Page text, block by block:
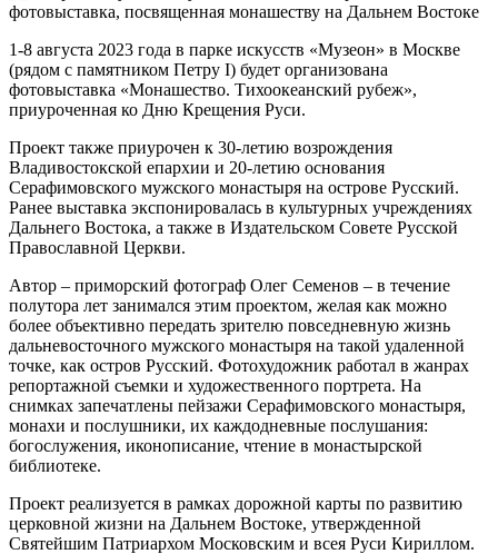
1-8 августа 2023 года в парке искусств «Музеон» в Москве
(рядом с памятником Петру I) будет организована
фотовыставка «Монашество. Тихоокеанский рубеж»,
приуроченная ко Дню Крещения Руси.
Проект также приурочен к 30-летию возрождения
Владивостокской епархии и 20-летию основания
Серафимовского мужского монастыря на острове Русский.
Ранее выставка экспонировалась в культурных учреждениях
Дальнего Востока, а также в Издательском Совете Русской
Православной Церкви.
Автор – приморский фотограф Олег Семенов – в течение
полутора лет занимался этим проектом, желая как можно
более объективно передать зрителю повседневную жизнь
дальневосточного мужского монастыря на такой удаленной
точке, как остров Русский. Фотохудожник работал в жанрах
репортажной съемки и художественного портрета. На
снимках запечатлены пейзажи Серафимовского монастыря,
монахи и послушники, их каждодневные послушания:
богослужения, иконописание, чтение в монастырской
библиотеке.
Проект реализуется в рамках дорожной карты по развитию
церковной жизни на Дальнем Востоке, утвержденной
Святейшим Патриархом Московским и всея Руси Кириллом.